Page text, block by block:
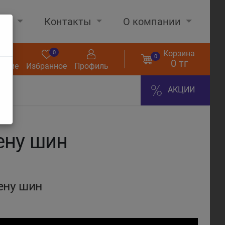
Контакты О компании
Избранное
0
Профиль
0 Корзина
0 тг
АКЦИИ
шин
шин